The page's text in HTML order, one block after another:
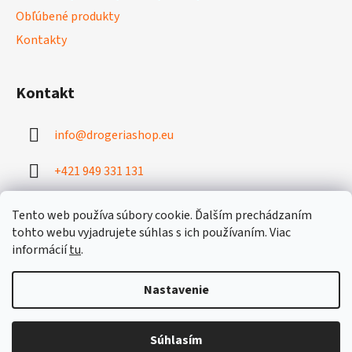
Tento web používa súbory cookie. Ďalším prechádzaním
tohto webu vyjadrujete súhlas s ich používaním. Viac
informáciítu.
Nastavenie
Súhlasím
S
Obľúbené produkty
Kontakty
Kontakt
info@drogeriashop.eu
+421 949 331 131
Vytvoril Shoptet
Copyright 2026drogeriashop.eu. Všetky práva vyhradené.
Upraviť nastavenie cookies